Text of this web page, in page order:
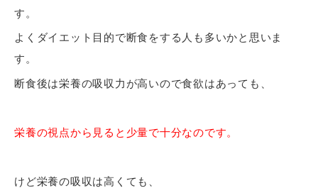
す。
よくダイエット目的で断食をする人も多いかと思いま
す。
断食後は栄養の吸収力が高いので食欲はあっても、
栄養の視点から見ると少量で十分なのです。
けど栄養の吸収は高くても、